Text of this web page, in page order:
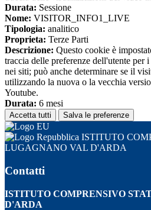
Durata: Sessione
Nome: VISITOR_INFO1_LIVE
Tipologia: analitico
Proprieta: Terze Parti
Descrizione: Questo cookie è
traccia delle preferenze dell'utente per
nei siti; può anche determinare se il
utilizzando la nuova o la vecchia
Youtube.
Durata: 6 mesi
Accetta tutti Salva le preferenze
ISTITUTO
LUGAGNANO VAL D'ARDA
Contatti
ISTITUTO COMPRENSIVO
D'ARDA